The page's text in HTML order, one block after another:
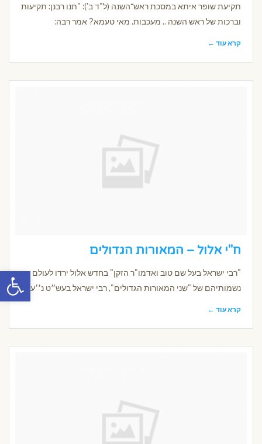
פתח
תקיעת שופר איתא במסכת ראש־השנה (ל"ד ב'): "תנו רבנן: תקיעות
וברכות של ראש השנה .. מעכבות. מאי טעמא? אמר רבה:
קרא עוד ←
ח"י אלול – המאורות הגדולים
"רבי ישראל בעל שם טוב ואדמו"ר הזקן" בחדש אלול ירדו לעולם
נשמותיהם של "שני המאורות הגדולים", רבי ישראל בעש״ט נ׳׳ע,
קרא עוד ←